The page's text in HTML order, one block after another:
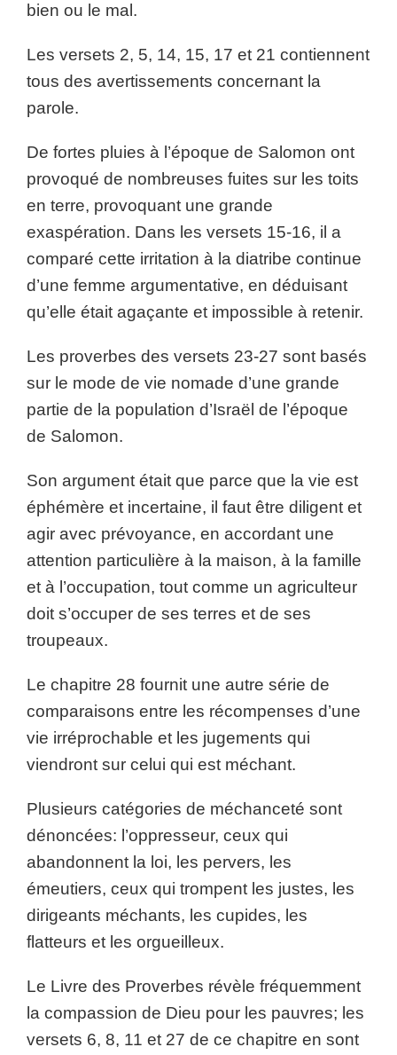
bien ou le mal.
Les versets 2, 5, 14, 15, 17 et 21 contiennent
tous des avertissements concernant la
parole.
De fortes pluies à l’époque de Salomon ont
provoqué de nombreuses fuites sur les toits
en terre, provoquant une grande
exaspération. Dans les versets 15-16, il a
comparé cette irritation à la diatribe continue
d’une femme argumentative, en déduisant
qu’elle était agaçante et impossible à retenir.
Les proverbes des versets 23-27 sont basés
sur le mode de vie nomade d’une grande
partie de la population d’Israël de l’époque
de Salomon.
Son argument était que parce que la vie est
éphémère et incertaine, il faut être diligent et
agir avec prévoyance, en accordant une
attention particulière à la maison, à la famille
et à l’occupation, tout comme un agriculteur
doit s’occuper de ses terres et de ses
troupeaux.
Le chapitre 28 fournit une autre série de
comparaisons entre les récompenses d’une
vie irréprochable et les jugements qui
viendront sur celui qui est méchant.
Plusieurs catégories de méchanceté sont
dénoncées: l’oppresseur, ceux qui
abandonnent la loi, les pervers, les
émeutiers, ceux qui trompent les justes, les
dirigeants méchants, les cupides, les
flatteurs et les orgueilleux.
Le Livre des Proverbes révèle fréquemment
la compassion de Dieu pour les pauvres; les
versets 6, 8, 11 et 27 de ce chapitre en sont